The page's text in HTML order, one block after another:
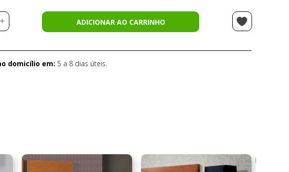
ADICIONAR AO CARRINHO
domicílio em: 5 a 8 dias úteis.